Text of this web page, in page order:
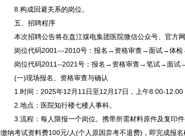
8.构成回避关系的岗位。
五、 招聘程序
本次招聘公告将在盘江煤电集团医院微信公众号、官方
岗位代码2001---2010号：报名→资格审查→面试→体
岗位代码2011--2021号：报名→资格审查→笔试→面试
(一)现场报名、资格审查与确认
1.时间：2025年12月11日至12月17日，上午8:00-12:00
2.地点：医院知行楼七楼人事科。
3.流程：每人限报一个岗位。携带所需材料原件及复印件
缴纳考试资料费100元/人(个人原因弃考不退费)，即完成报名